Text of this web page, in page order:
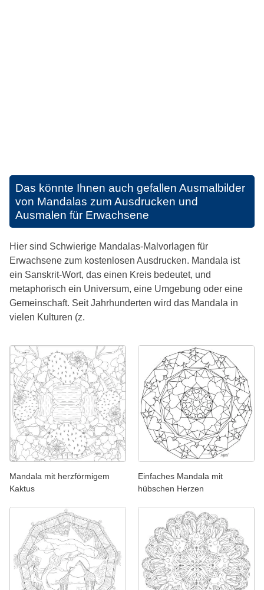
Das könnte Ihnen auch gefallen Ausmalbilder
von Mandalas zum Ausdrucken und
Ausmalen für Erwachsene
Hier sind Schwierige Mandalas-Malvorlagen für
Erwachsene zum kostenlosen Ausdrucken. Mandala ist
ein Sanskrit-Wort, das einen Kreis bedeutet, und
metaphorisch ein Universum, eine Umgebung oder eine
Gemeinschaft. Seit Jahrhunderten wird das Mandala in
vielen Kulturen (z.
Mandala mit herzförmigem
Kaktus
Einfaches Mandala mit
hübschen Herzen